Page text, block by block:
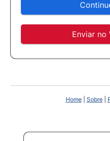
Enviar no
Home| Sobre|